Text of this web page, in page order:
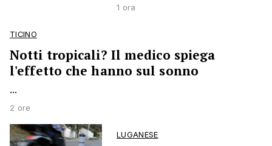
1 ora
TICINO
Notti tropicali? Il medico spiega
l'effetto che hanno sul sonno
...
2 ore
LUGANESE